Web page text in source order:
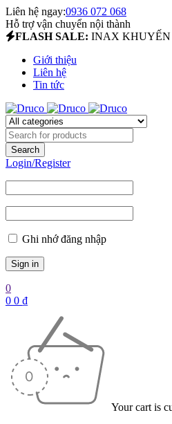
Liên hệ ngay:0936 072 068
Hỗ trợ vận chuyển nội thành
FLASH SALE: INAX
Giới thiệu
Liên hệ
Tin tức
Login/Register
Ghi nhớ đăng nhập
0
0 0 ₫
Your cart is